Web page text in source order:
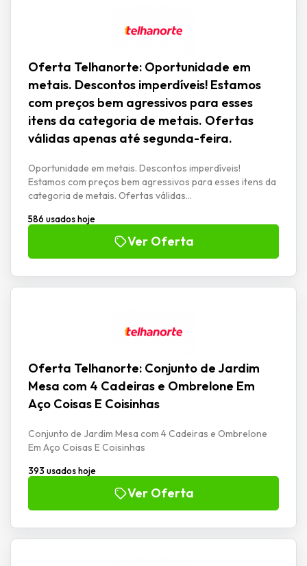
Oferta Telhanorte: Oportunidade em
metais. Descontos imperdíveis! Estamos
com preços bem agressivos para esses
itens da categoria de metais. Ofertas
válidas apenas até segunda-feira.
Oportunidade em metais. Descontos imperdíveis!
Estamos com preços bem agressivos para esses itens da
categoria de metais. Ofertas válidas...
586 usados hoje
Ver Oferta
Oferta Telhanorte: Conjunto de Jardim
Mesa com 4 Cadeiras e Ombrelone Em
Aço Coisas E Coisinhas
Conjunto de Jardim Mesa com 4 Cadeiras e Ombrelone
Em Aço Coisas E Coisinhas
393 usados hoje
Ver Oferta